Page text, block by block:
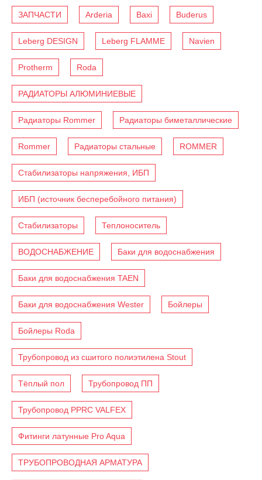
ЗАПЧАСТИ Arderia Baxi Buderus
Leberg DESIGN Leberg FLAMME Navien
Protherm Roda
РАДИАТОРЫ АЛЮМИНИЕВЫЕ
Радиаторы Rommer Радиаторы биметаллические
Rommer Радиаторы стальные ROMMER
Стабилизаторы напряжения, ИБП
ИБП (источник бесперебойного питания)
Стабилизаторы Теплоноситель
ВОДОСНАБЖЕНИЕ Баки для водоснабжения
Баки для водоснабжения TAEN
Баки для водоснабжения Wester Бойлеры
Бойлеры Roda
Трубопровод из сшитого полиэтилена Stout
Тёплый пол Трубопровод ПП
Трубопровод PPRC VALFEX
Фитинги латунные Pro Aqua
ТРУБОПРОВОДНАЯ АРМАТУРА